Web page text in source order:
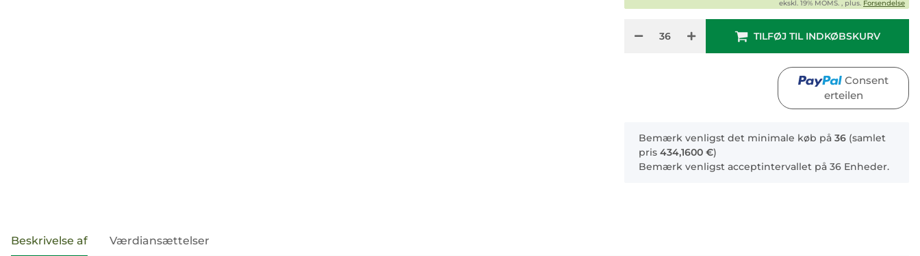
ekskl. 19% MOMS. , plus. Forsendelse
TILFØJ TIL INDKØBSKURV
Consent
erteilen
x
Bemærk venligst det minimale køb på 36 (samlet
pris 434,1600 €)
Bemærk venligst acceptintervallet på 36 Enheder.
Beskrivelse af Værdiansættelser